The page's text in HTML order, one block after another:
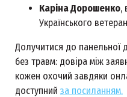
Каріна Дорошенко,
Українського
Долучитися до панельної
без травм: довіра між
кожен охочий завдяки
доступний за посиланням.